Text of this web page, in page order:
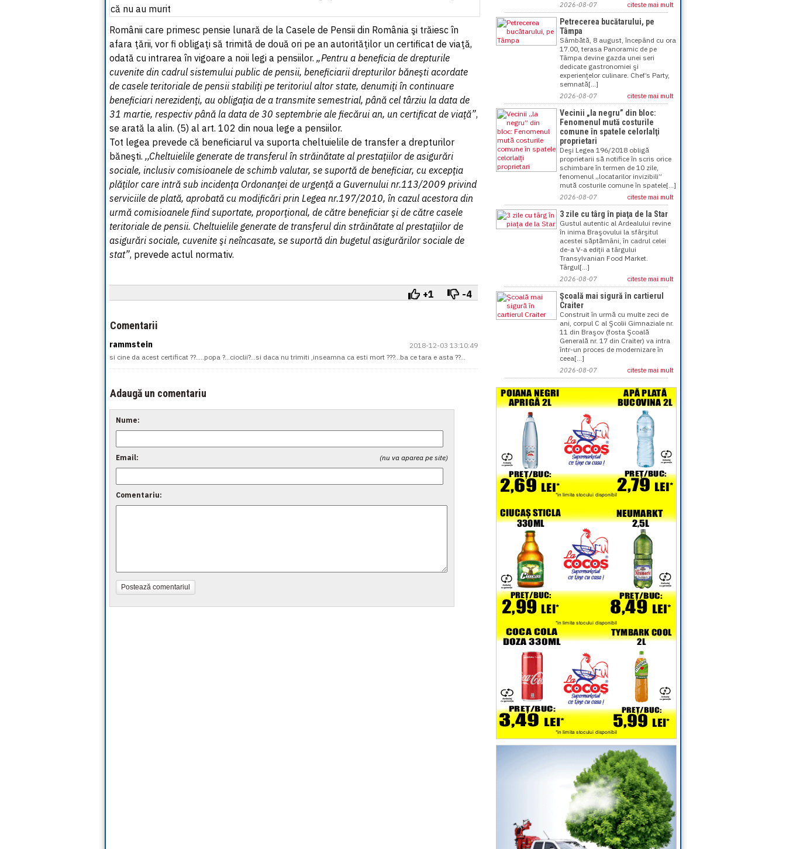
1 RSD= 0.0425 RON
1 RUB= 0.0530 RON
1 TRY= 0.1141 RON
1 UAH= 0.1048 RON
1 XDR= 5.9383 RON
= 0.2318 RON
Românii care primesc pensie lunară de la Casele de Pensii din România şi trăiesc în
afara ţării, vor fi obligaţi să trimită de două ori pe an autorităţilor un certificat de viaţă,
odată cu intrarea în vigoare a noii legi a pensiilor. „Pentru a beneficia de drepturile
cuvenite din cadrul sistemului public de pensii, beneficiarii drepturilor băneşti acordate
de casele teritoriale de pensii stabiliţi pe teritoriul altor state, denumiţi în continuare
beneficiari nerezidenţi, au obligaţia de a transmite semestrial, până cel târziu la data de
31 martie, respectiv până la data de 30 septembrie ale fiecărui an, un certificat de viaţă”,
se arată la alin. (5) al art. 102 din noua lege a pensiilor.
Tot legea prevede că beneficiarul va suporta cheltuielile de transfer a drepturilor
băneşti. ,,Cheltuielile generate de transferul în străinătate al prestaţiilor de asigurări
sociale, inclusiv comisioanele de schimb valutar, se suportă de beneficiar, cu excepţia
plăţilor care intră sub incidenţa Ordonanţei de urgenţă a Guvernului nr.113/2009 privind
serviciile de plată, aprobată cu modificări prin Legea nr.197/2010, în cazul acestora din
urmă comisioanele fiind suportate, proporţional, de către beneficiar şi de către casele
teritoriale de pensii. Cheltuielile generate de transferul din străinătate al prestaţiilor de
asigurări sociale, cuvenite şi neîncasate, se suportă din bugetul asigurărilor sociale de
stat”, prevede actul normativ.
+1 -4
Comentarii
rammstein
2018-12-03 13:10:49
si cine da acest certificat ??.....popa ?...cioclii?...si daca nu trimiti ,inseamna ca esti mort ???...ba ce tara e asta ??...
Adaugă un comentariu
Nume:
(nu va aparea pe site)
Email:
Comentariu:
Postează comentariul
2026-08-07 citeste mai mult
Petrecerea bucătarului, pe
Tâmpa
Sâmbătă, 8 august, începând cu ora
17.00, terasa Panoramic de pe
Tâmpa devine gazda unei seri
dedicate gastronomiei şi
experienţelor culinare. Chef’s Party,
semnată[...]
2026-08-07 citeste mai mult
Vecinii „la negru” din bloc:
Fenomenul mută costurile
comune în spatele celorlalţi
proprietari
Deşi Legea 196/2018 obligă
proprietarii să notifice în scris orice
schimbare în termen de 10 zile,
fenomenul „locatarilor invizibili”
mută costurile comune în spatele[...]
2026-08-07 citeste mai mult
3 zile cu târg în piaţa de la Star
Gustul autentic al Ardealului revine
în inima Braşovului la sfârşitul
acestei săptămâni, în cadrul celei
de-a V-a ediţii a târgului
Transylvanian Food Market.
Târgul[...]
2026-08-07 citeste mai mult
Şcoală mai sigură în cartierul
Craiter
Construit în urmă cu multe zeci de
ani, corpul C al Şcolii Gimnaziale nr.
11 din Braşov (fosta Şcoală
Generală nr. 17 din Craiter) va intra
într-un proces de modernizare în
ceea[...]
2026-08-07 citeste mai mult